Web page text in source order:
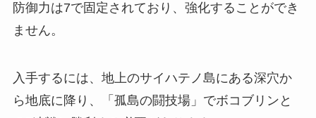
防御力は7で固定されており、強化することができ
ません。
入手するには、地上のサイハテノ島にある深穴か
ら地底に降り、「孤島の闘技場」でボコブリンと